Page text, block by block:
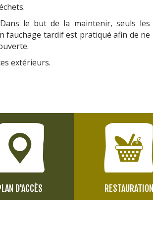
le but de la maintenir, seuls les
fauchage tardif est pratiqué afin de ne
extérieurs.
D'ACCÈS RESTAURATION